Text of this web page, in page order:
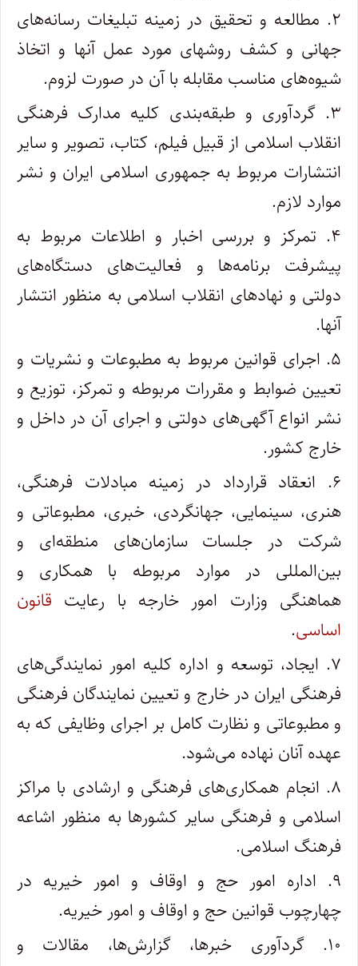
۲. مطالعه و تحقیق در زمینه تبلیغات رسانه‌های
جهانی و کشف روشهای مورد عمل آنها و اتخاذ
شیوه‌های مناسب مقابله با آن در صورت لزوم.
۳. گردآوری و طبقه‌بندی کلیه مدارک فرهنگی
انقلاب اسلامی از قبیل فیلم، کتاب، تصویر و سایر
انتشارات مربوط به جمهوری اسلامی ایران و نشر
موارد لازم.
۴. تمرکز و بررسی اخبار و اطلاعات مربوط به
پیشرفت برنامه‌ها و فعالیت‌های دستگاه‌های
دولتی و نهادهای انقلاب اسلامی به منظور انتشار‌
آنها.
۵. اجرای قوانین مربوط به مطبوعات و نشریات و
تعیین ضوابط و مقررات مربوطه و تمرکز، توزیع و
نشر انواع آگهی‌های دولتی و اجرای آن در‌ داخل و
خارج کشور.
۶. انعقاد قرارداد در زمینه مبادلات فرهنگی،
هنری، سینمایی، جهانگردی، خبری، مطبوعاتی و
شرکت در جلسات سازمان‌های منطقه‌ای و‌
بین‌المللی در موارد مربوطه با همکاری و
هماهنگی وزارت امور خارجه با رعایت قانون
اساسی.
۷. ایجاد، توسعه و اداره کلیه امور نمایندگی‌های
فرهنگی ایران در خارج و تعیین نمایندگان فرهنگی
و مطبوعاتی و نظارت کامل بر اجرای وظایفی که به
عهده آنان نهاده می‌شود.
۸. انجام همکاری‌های فرهنگی و ارشادی با مراکز
اسلامی و فرهنگی سایر کشورها به منظور اشاعه
فرهنگ اسلامی.
۹. اداره امور حج و اوقاف و امور خیریه در
چهارچوب قوانین حج و اوقاف و امور خیریه.
۱۰. گردآوری خبرها، گزارش‌ها، مقالات و